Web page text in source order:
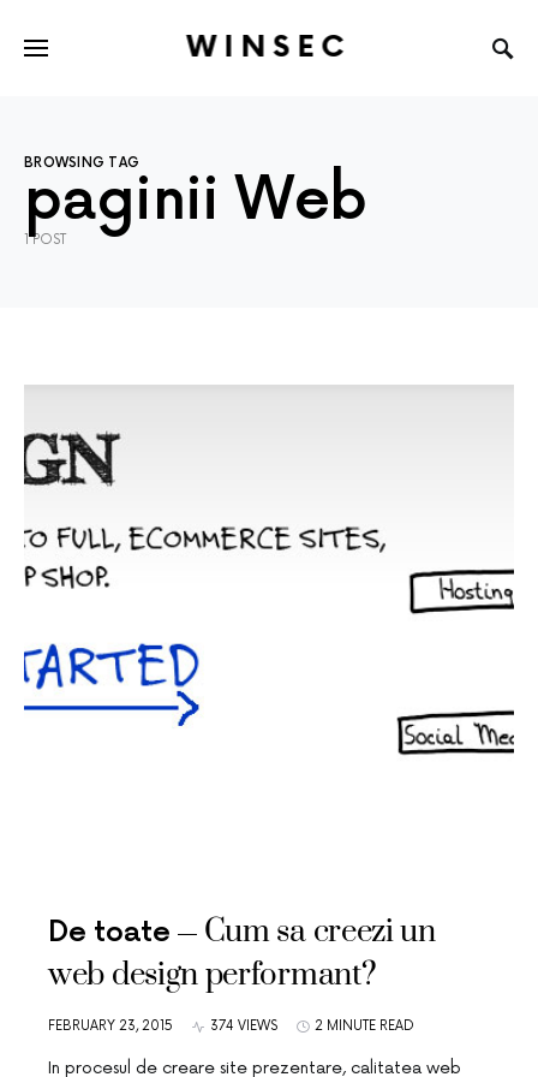
WINSEC
BROWSING TAG
paginii Web
1 POST
De toate
Cum sa creezi un
web design performant?
FEBRUARY 23, 2015 374 VIEWS 2 MINUTE READ
In procesul de creare site prezentare, calitatea web